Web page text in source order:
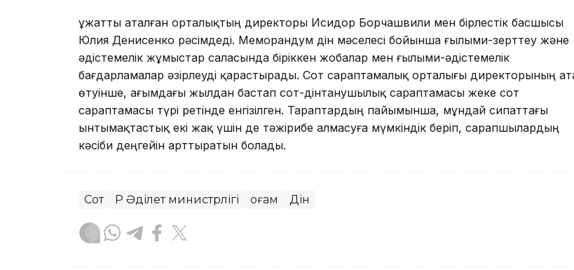
Құжатты аталған орталықтың директоры Исидор Борчашвили мен бірлестік басшысы
Юлия Денисенко рәсімдеді. Меморандум дін мәселесі бойынша ғылыми-зерттеу және
әдістемелік жұмыстар саласында біріккен жобалар мен ғылыми-әдістемелік
бағдарламалар әзірлеуді қарастырады. Сот сараптамалық орталығы директорының
өтуінше, ағымдағы жылдан бастап сот-дінтанушылық сараптамасы жеке сот
сараптамасы түрі ретінде енгізілген. Тараптардың пайымынша, мұндай сипаттағы
ынтымақтастық екі жақ үшін де тәжірибе алмасуға мүмкіндік беріп, сарапшылардың
кәсіби деңгейін арттыратын болады.
Сот ҚР Әділет министрлігі Қоғам Дін